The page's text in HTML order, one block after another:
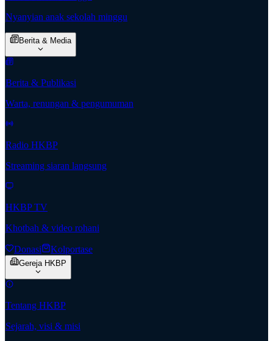
Nyanyian anak sekolah minggu
Berita & Media
Berita & Publikasi
Warta, renungan & pengumuman
Radio HKBP
Streaming siaran langsung
HKBP TV
Khotbah & video rohani
Donasi Kolportase
Gereja HKBP
Tentang HKBP
Sejarah, visi & misi